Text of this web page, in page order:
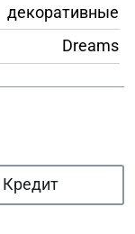
декоративные
Dreams
Кредит